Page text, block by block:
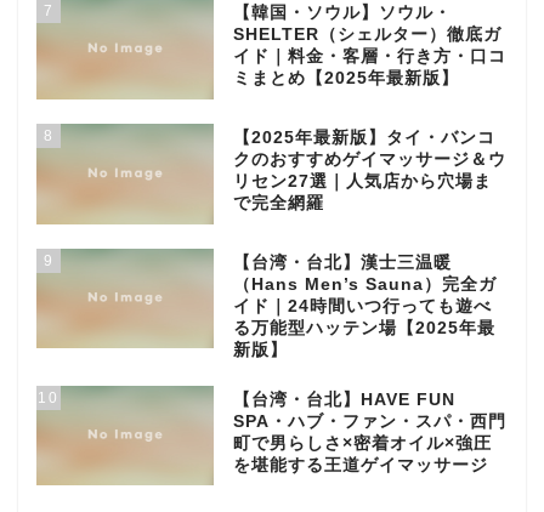
7
【韓国・ソウル】ソウル・
SHELTER（シェルター）徹底ガ
イド｜料金・客層・行き方・口コ
ミまとめ【2025年最新版】
8
【2025年最新版】タイ・バンコ
クのおすすめゲイマッサージ＆ウ
リセン27選｜人気店から穴場ま
で完全網羅
9
【台湾・台北】漢士三温暖
（Hans Men’s Sauna）完全ガ
イド｜24時間いつ行っても遊べ
る万能型ハッテン場【2025年最
新版】
10
【台湾・台北】HAVE FUN
SPA・ハブ・ファン・スパ・西門
町で男らしさ×密着オイル×強圧
を堪能する王道ゲイマッサージ